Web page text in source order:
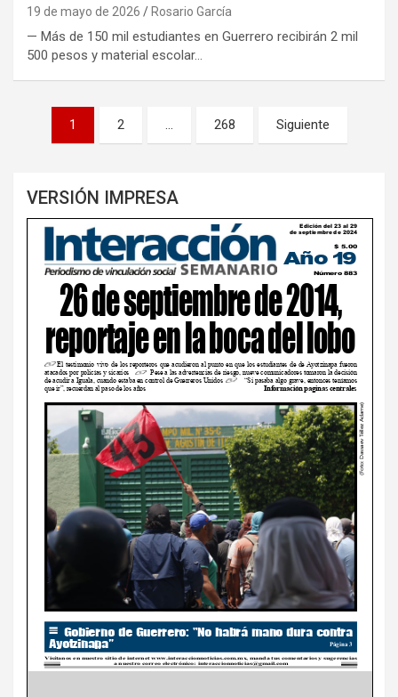
19 de mayo de 2026 Rosario García
— Más de 150 mil estudiantes en Guerrero recibirán 2 mil
500 pesos y material escolar…
Paginación
1 2 … 268 Siguiente
VERSIÓN IMPRESA